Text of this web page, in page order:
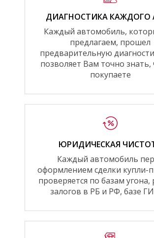
ДИАГНОСТИКА КАЖДОГО
Каждый автомобиль,
предлагаем, прошел
предварительную
позволяет Вам точно
покупаете
ЮРИДИЧЕСКАЯ
Каждый автомобиль
оформлением сделки купли-
проверяется по базам угона,
залогов в РБ и РФ, базе